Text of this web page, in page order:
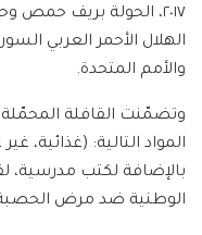
٢٠١٧، الحولة بريف حمص
الهلال الأحمر العربي
والأمم المتحدة.
المواد التالية: (غذائية،
بالإضافة لكتب مدرسية،
الوطنية ضد مرض